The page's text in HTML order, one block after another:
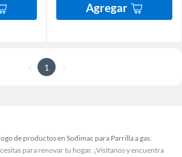
Agregar
1
de productos en Sodimac para Parrilla a gas.
para renovar tu hogar. ¡Visítanos y encuentra